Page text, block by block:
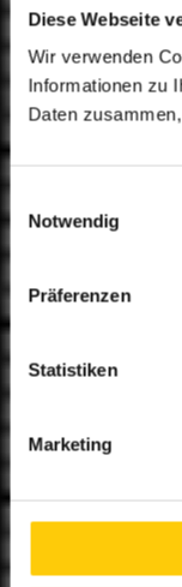
Diese Webseite
Wir verwenden
Informationen zu
Daten
Einwilligungsauswahl
Notwendig
Präferenzen
Statistiken
Marketing